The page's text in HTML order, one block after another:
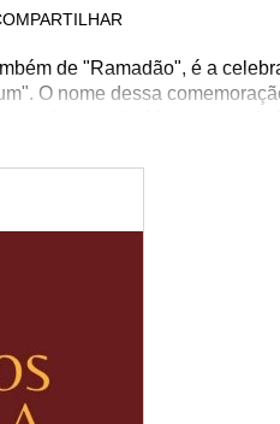
de "Ramadão", é a
O nome dessa
devido ao povo do
de uma forma mais
mais do Sagrado.